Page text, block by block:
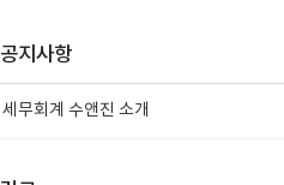
공지사항
세무회계 수앤진 소개